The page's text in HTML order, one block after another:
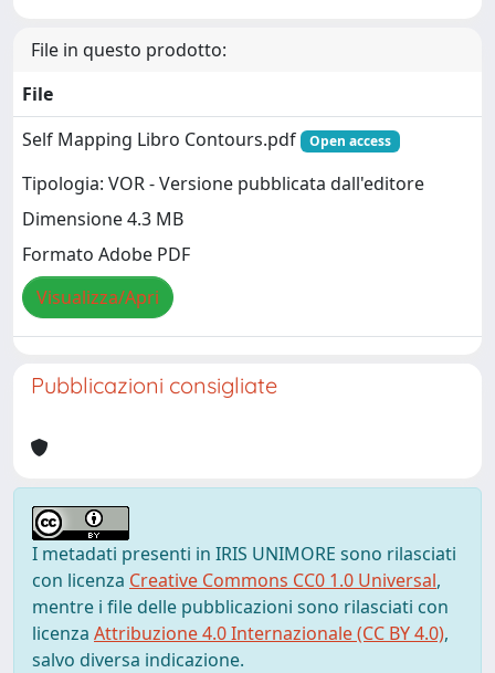
File in questo prodotto:
File
Self Mapping Libro Contours.pdf
Open access
Tipologia: VOR - Versione pubblicata dall'editore
Dimensione 4.3 MB
Formato Adobe PDF
Visualizza/Apri
Pubblicazioni consigliate
I metadati presenti in IRIS UNIMORE sono rilasciati
con licenza Creative Commons CC0 1.0 Universal,
mentre i file delle pubblicazioni sono rilasciati con
licenza Attribuzione 4.0 Internazionale (CC BY 4.0),
salvo diversa indicazione.